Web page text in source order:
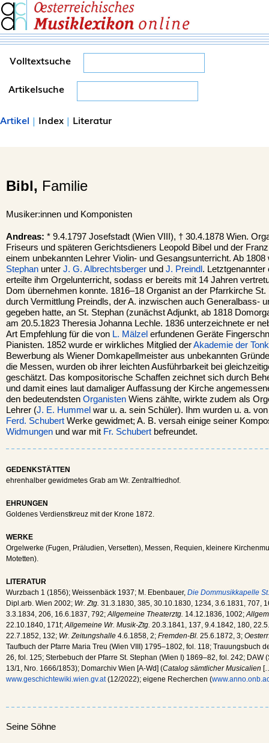
Volltextsuche
Artikelsuche
Artikel | Index | Literatur
Bibl, Familie
Musiker:innen und Komponisten
Andreas: * 9.4.1797 Josefstadt (Wien VIII), † 30.4.1878 Wien.
Friseurs und späteren Gerichtsdieners Leopold Bibel und der
einem unbekannten Lehrer Violin- und Gesangsunterricht. Ab
Stephan unter J. G. Albrechtsberger und J. Preindl . Letztgenannter
erteilte ihm Orgelunterricht, sodass er bereits mit 14 Jahren
Dom übernehmen konnte. 1816–18 Organist an der Pfarrkirche St.
durch Vermittlung Preindls, der A. inzwischen auch Generalbass-
gegeben hatte, an St. Stephan (zunächst Adjunkt, ab 1818
am 20.5.1823 Theresia Johanna Lechle. 1836 unterzeichnete er
Art Empfehlung für die von L. Mälzel erfundenen Geräte
Pianisten. 1852 wurde er wirkliches Mitglied derAkademie der
Bewerbung als Wiener Domkapellmeister aus unbekannten
die Messen, wurden ob ihrer leichten Ausführbarkeit bei
geschätzt. Das kompositorische Schaffen zeichnet sich durch
und damit eines laut damaliger Auffassung der Kirche
den bedeutendsten Organisten Wiens zählte, wirkte zudem als
Lehrer (J. E. Hummel war u. a. sein Schüler). Ihm wurden u. a.
Ferd. Schubert Werke gewidmet; A. B. versah einige seiner
Widmungen und war mit Fr. Schubert befreundet.
GEDENKSTÄTTEN
ehrenhalber gewidmetes Grab am Wr. Zentralfriedhof.
EHRUNGEN
Goldenes Verdienstkreuz mit der Krone 1872.
WERKE
Orgelwerke (Fugen, Präludien, Versetten), Messen, Requien, kleinere
Motetten).
LITERATUR
Wurzbach 1 (1856); Weissenbäck 1937; M. Ebenbauer, Die Dommusikkapelle
Dipl.arb. Wien 2002; Wr. Ztg. 31.3.1830, 385, 30.10.1830, 1234, 3.6.1831, 707,
3.3.1834, 206, 16.6.1837, 792; Allgemeine Theaterztg. 14.12.1836, 1002;
22.10.1840, 171f; Allgemeine Wr. Musik-Ztg. 20.3.1841, 137, 9.4.1842, 180,
22.7.1852, 132; Wr. Zeitungshalle 4.6.1858, 2; Fremden-Bl. 25.6.1872, 3;
Taufbuch der Pfarre Maria Treu (Wien VIII) 1795–1802, fol. 118; Trauungsbuch
26, fol. 125; Sterbebuch der Pfarre St. Stephan (Wien I) 1869–82, fol. 242; DAW
13/1, Nro. 1666/1853); Domarchiv Wien [A-Wd] (Catalog sämtlicher Musicalien
www.geschichtewiki.wien.gv.at(12/2022); eigene Recherchen (
Seine Söhne